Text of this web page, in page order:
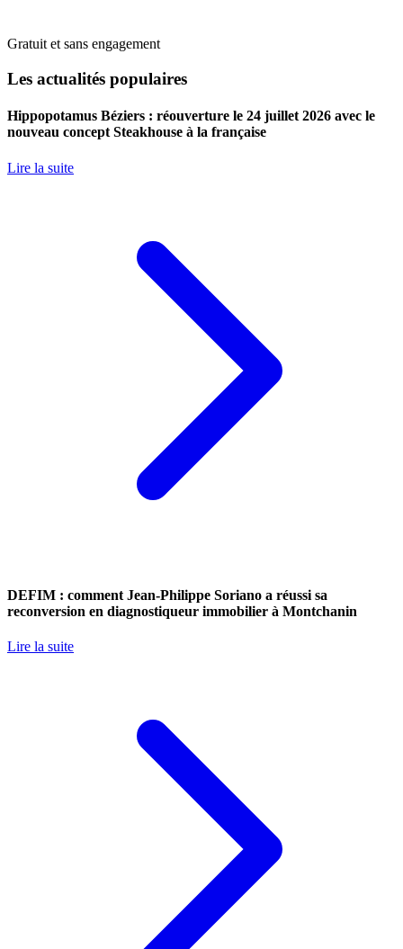
Gratuit et sans engagement
Les actualités populaires
Hippopotamus Béziers : réouverture le 24 juillet 2026 avec le
nouveau concept Steakhouse à la française
Lire la suite
DEFIM : comment Jean-Philippe Soriano a réussi sa
reconversion en diagnostiqueur immobilier à Montchanin
Lire la suite